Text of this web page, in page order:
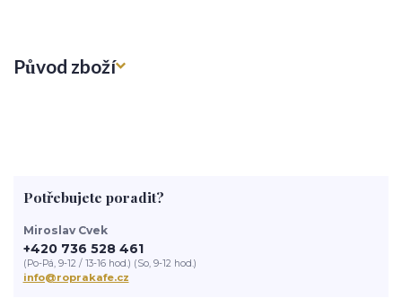
Původ zboží
Potřebujete poradit?
Miroslav Cvek
+420 736 528 461
(Po-Pá, 9-12 / 13-16 hod.) (So, 9-12 hod.)
info@roprakafe.cz